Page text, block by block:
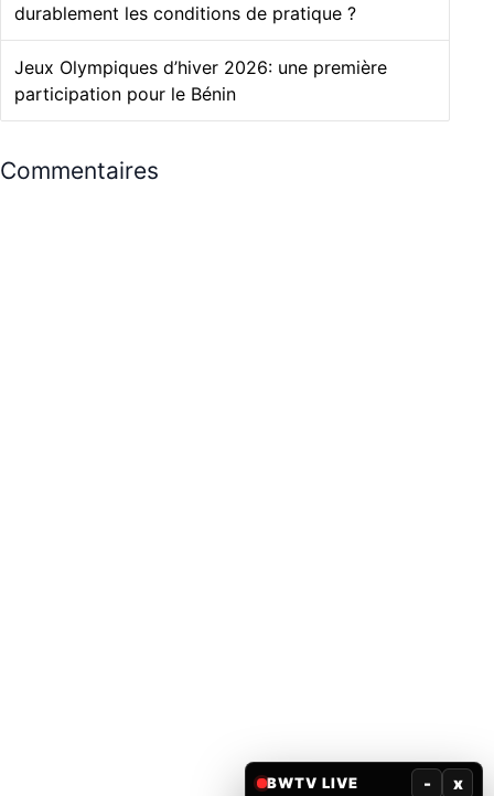
durablement les conditions de pratique ?
Jeux Olympiques d’hiver 2026: une première
participation pour le Bénin
Commentaires
BWTV LIVE - x